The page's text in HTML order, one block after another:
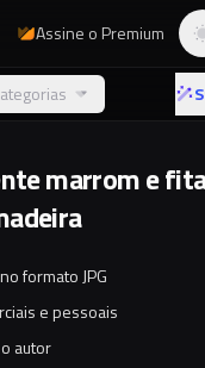
Assine o Premium
marrom e
formato JPG
e pessoais
autor